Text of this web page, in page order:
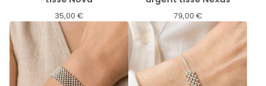
35,00 € 79,00 €